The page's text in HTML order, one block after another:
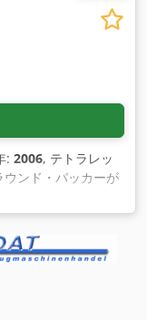
: 2006, テトラレッ
ンド・パッカーが
6パックトレイ：
600/h & 6s/トレイ。
。 Dsdottbdtepfx Al